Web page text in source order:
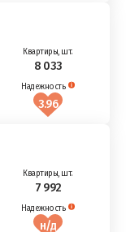
8 033
3.96
7 992
н/д